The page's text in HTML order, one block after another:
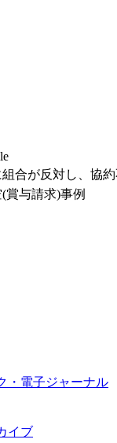
合が反対し、協
賞与請求)事例
・電子ジャーナル
イブ